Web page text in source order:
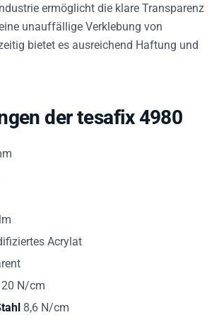
ermöglicht die klare Transparenz
unauffällige Verklebung von
bietet es ausreichend Haftung und
der tesafix 4980
Acrylat
20 N/cm
8,6 N/cm